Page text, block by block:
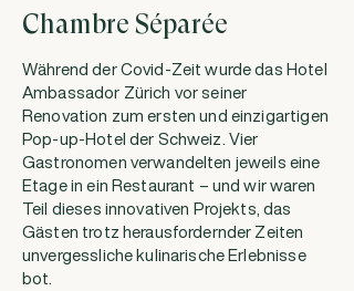
Chambre Séparée
Während der Covid-Zeit wurde das Hotel
Ambassador Zürich vor seiner
Renovation zum ersten und einzigartigen
Pop-up-Hotel der Schweiz. Vier
Gastronomen verwandelten jeweils eine
Etage in ein Restaurant – und wir waren
Teil dieses innovativen Projekts, das
Gästen trotz herausfordernder Zeiten
unvergessliche kulinarische Erlebnisse
bot.